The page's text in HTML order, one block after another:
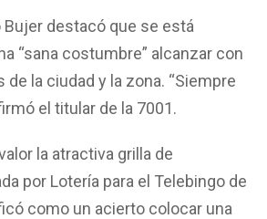
Bujer destacó que se está
“sana costumbre” alcanzar con
la ciudad y la zona. “Siempre
el titular de la 7001.
la atractiva grilla de
por Lotería para el Telebingo de
como un acierto colocar una